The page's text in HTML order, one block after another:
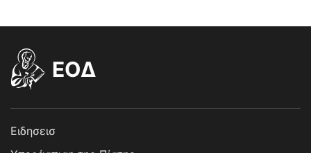
EOΔ
Ειδησεισ